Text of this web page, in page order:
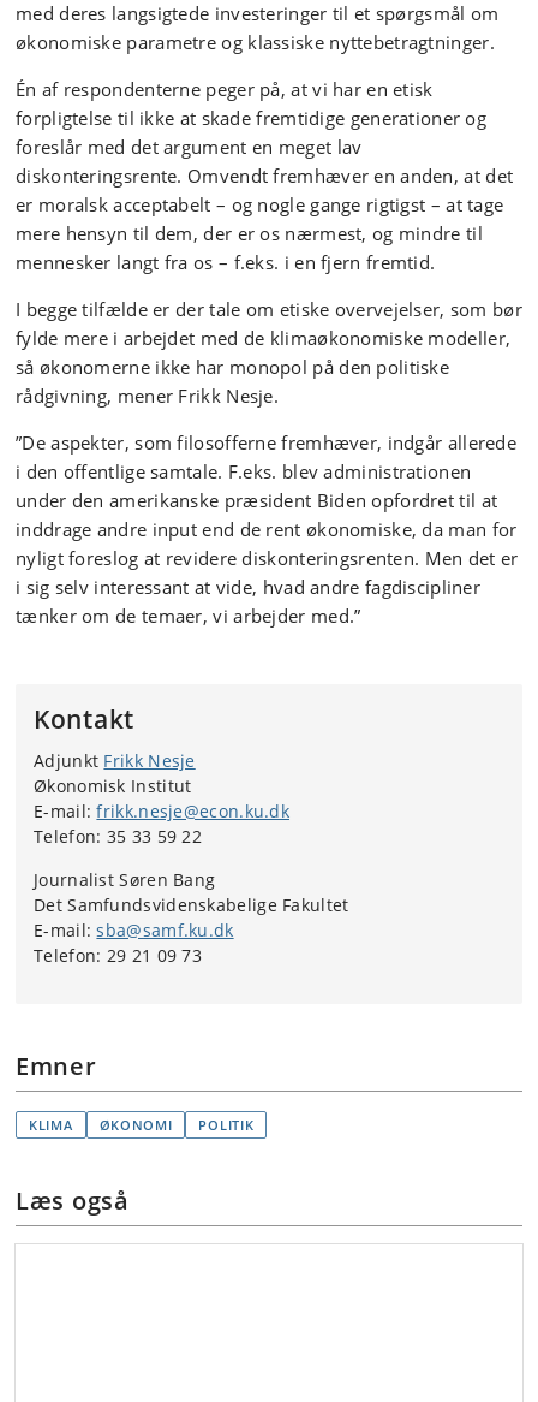
med deres langsigtede investeringer til et spørgsmål om
økonomiske parametre og klassiske nyttebetragtninger.
Én af respondenterne peger på, at vi har en etisk
forpligtelse til ikke at skade fremtidige generationer og
foreslår med det argument en meget lav
diskonteringsrente. Omvendt fremhæver en anden, at det
er moralsk acceptabelt – og nogle gange rigtigst – at tage
mere hensyn til dem, der er os nærmest, og mindre til
mennesker langt fra os – f.eks. i en fjern fremtid.
I begge tilfælde er der tale om etiske overvejelser, som bør
fylde mere i arbejdet med de klimaøkonomiske modeller,
så økonomerne ikke har monopol på den politiske
rådgivning, mener Frikk Nesje.
”De aspekter, som filosofferne fremhæver, indgår allerede
i den offentlige samtale. F.eks. blev administrationen
under den amerikanske præsident Biden opfordret til at
inddrage andre input end de rent økonomiske, da man for
nyligt foreslog at revidere diskonteringsrenten. Men det er
i sig selv interessant at vide, hvad andre fagdiscipliner
tænker om de temaer, vi arbejder med.”
Kontakt
Adjunkt Frikk Nesje
Økonomisk Institut
E-mail:frikk.nesje@econ.ku.dk
Telefon: 35 33 59 22
Journalist Søren Bang
Det Samfundsvidenskabelige Fakultet
E-mail:sba@samf.ku.dk
Telefon: 29 21 09 73
Emner
KLIMA ØKONOMI POLITIK
Læs også